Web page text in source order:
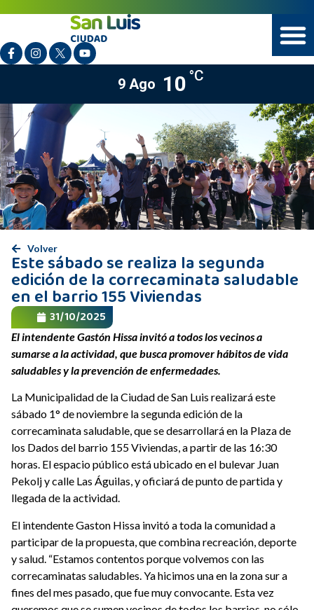
9 Ago 10 °C
Volver
Este sábado se realiza la segunda
edición de la correcaminata saludable
en el barrio 155 Viviendas
31/10/2025
El intendente Gastón Hissa invitó a todos los vecinos a
sumarse a la actividad, que busca promover hábitos de vida
saludables y la prevención de enfermedades.
La Municipalidad de la Ciudad de San Luis realizará este
sábado 1° de noviembre la segunda edición de la
correcaminata saludable, que se desarrollará en la Plaza de
los Dados del barrio 155 Viviendas, a partir de las 16:30
horas. El espacio público está ubicado en el bulevar Juan
Pekolj y calle Las Águilas, y oficiará de punto de partida y
llegada de la actividad.
El intendente Gaston Hissa invitó a toda la comunidad a
participar de la propuesta, que combina recreación, deporte
y salud. “Estamos contentos porque volvemos con las
correcaminatas saludables. Ya hicimos una en la zona sur a
fines del mes pasado, que fue muy convocante. Esta vez